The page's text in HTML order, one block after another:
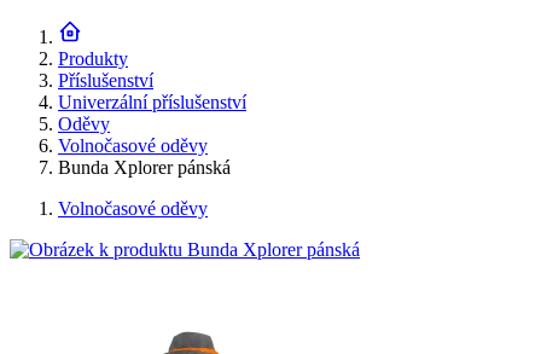
Produkty
Příslušenství
Univerzální příslušenství
Oděvy
Volnočasové oděvy
Bunda Xplorer pánská
Volnočasové oděvy